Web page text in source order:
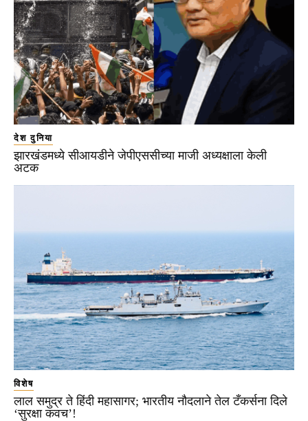
देश दुनिया
झारखंडमध्ये सीआयडीने जेपीएससीच्या माजी अध्यक्षाला केली
अटक
विशेष
लाल समुद्र ते हिंदी महासागर; भारतीय नौदलाने तेल टँकर्सना दिले
‘सुरक्षा कवच’!